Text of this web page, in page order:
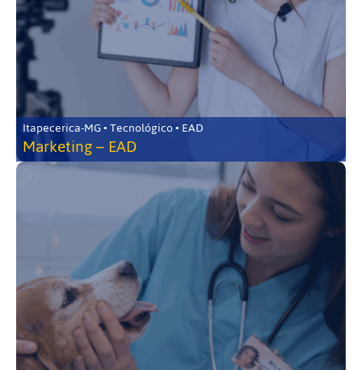
Itapecerica-MG • Tecnológico • EAD
Marketing – EAD